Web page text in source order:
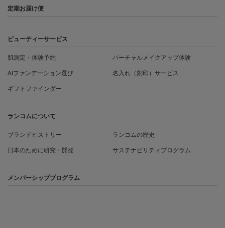
定期お届け便
ビューティーサービス
肌測定・体験予約 バーチャルメイクアップ体験
AIファンデーション選び 名入れ（刻印）サービス
ギフトファインダー
ランコムについて
ブランドヒストリー ランコムの歴史
日本のために研究・開発 サステナビリティプログラム
メンバーシッププログラム